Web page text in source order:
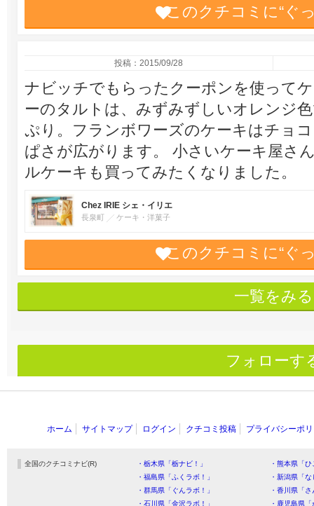
このクチコミに“ぐ
投稿：2015/09/28
ナビッチでもらったクーポンを使って
ーのタルトは、みずみずしいオレンジ
ぷり。フランボワーズのケーキはチョ
ぱさが広がります。 小さいケーキ屋さ
ルケーキも買ってみたくなりました。
Chez IRIE シェ・イリエ
長泉町 ケーキ・洋菓子
このクチコミに“ぐ
一覧をみる
フォローす
ホーム サイトマップ ログイン クチコミ投稿 プライバシーポ
全国のクチコミナビ(R) ・栃木県「栃ナビ！」
・熊本県「
・福島県「ふくラボ！」
・新潟県「
・群馬県「ぐんラボ！」
・香川県「
・石川県「金沢ラボ！」
・鹿児島県